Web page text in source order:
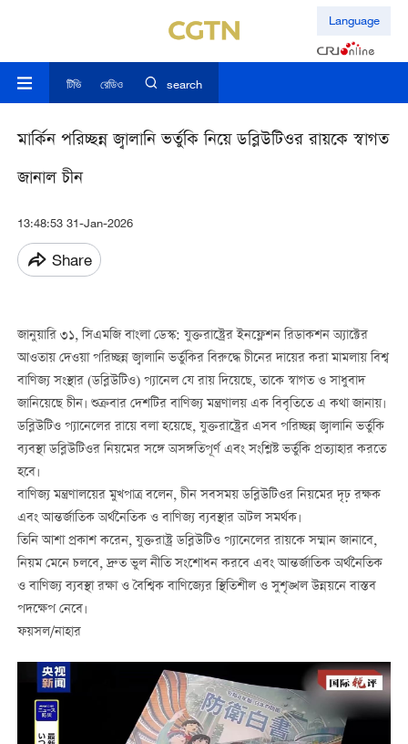
Language
টিভি রেডিও search
মার্কিন পরিচ্ছন্ন জ্বালানি ভর্তুকি নিয়ে ডব্লিউটিওর রায়কে স্বাগত
জানাল চীন
13:48:53 31-Jan-2026
Share
জানুয়ারি ৩১, সিএমজি বাংলা ডেস্ক: যুক্তরাষ্ট্রের ইনফ্লেশন রিডাকশন অ্যাক্টের
আওতায় দেওয়া পরিচ্ছন্ন জ্বালানি ভর্তুকির বিরুদ্ধে চীনের দায়ের করা মামলায় বিশ্ব
বাণিজ্য সংস্থার (ডব্লিউটিও) প্যানেল যে রায় দিয়েছে, তাকে স্বাগত ও সাধুবাদ
জানিয়েছে চীন। শুক্রবার দেশটির বাণিজ্য মন্ত্রণালয় এক বিবৃতিতে এ কথা জানায়।
ডব্লিউটিও প্যানেলের রায়ে বলা হয়েছে, যুক্তরাষ্ট্রের এসব পরিচ্ছন্ন জ্বালানি ভর্তুকি
ব্যবস্থা ডব্লিউটিওর নিয়মের সঙ্গে অসঙ্গতিপূর্ণ এবং সংশ্লিষ্ট ভর্তুকি প্রত্যাহার করতে
হবে।
বাণিজ্য মন্ত্রণালয়ের মুখপাত্র বলেন, চীন সবসময় ডব্লিউটিওর নিয়মের দৃঢ় রক্ষক
এবং আন্তর্জাতিক অর্থনৈতিক ও বাণিজ্য ব্যবস্থার অটল সমর্থক।
তিনি আশা প্রকাশ করেন, যুক্তরাষ্ট্র ডব্লিউটিও প্যানেলের রায়কে সম্মান জানাবে,
নিয়ম মেনে চলবে, দ্রুত ভুল নীতি সংশোধন করবে এবং আন্তর্জাতিক অর্থনৈতিক
ও বাণিজ্য ব্যবস্থা রক্ষা ও বৈশ্বিক বাণিজ্যের স্থিতিশীল ও সুশৃঙ্খল উন্নয়নে বাস্তব
পদক্ষেপ নেবে।
ফয়সল/নাহার